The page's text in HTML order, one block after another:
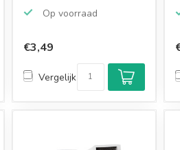
Op voorraad
€3,49
Vergelijk